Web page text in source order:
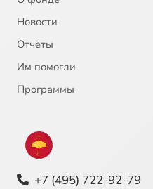
Новости
Отчёты
Им помогли
Программы
+7 (495) 722-92-79